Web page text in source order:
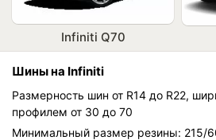
Infiniti Q70
Шины на Infiniti
Размерность шин от R14 до R22,
профилем от 30 до 70
Минимальный размер резины: 215/